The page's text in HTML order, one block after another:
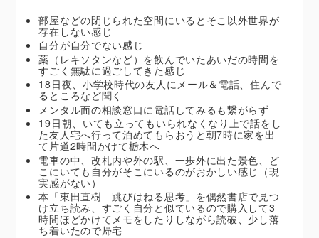
部屋などの閉じられた空間にいるとそこ以外世界が
存在しない感じ
自分が自分でない感じ
薬（レキソタンなど）を飲んでいたあいだの時間を
すごく無駄に過ごしてきた感じ
18日夜、小学校時代の友人にメール＆電話、住んで
るところなど聞く
メンタル面の相談窓口に電話してみるも繋がらず
19日朝、いても立ってもいられなくなり上で話をし
た友人宅へ行って泊めてもらおうと朝7時に家を出
て片道2時間かけて栃木へ
電車の中、改札内や外の駅、一歩外に出た景色、ど
こにいても自分がそこにいるのがおかしい感じ（現
実感がない）
本「東田直樹 跳びはねる思考」を偶然書店で見つ
け立ち読み、すごく自分と似ているので購入して3
時間ほどかけてメモをしたりしながら読破、少し落
ち着いたので帰宅